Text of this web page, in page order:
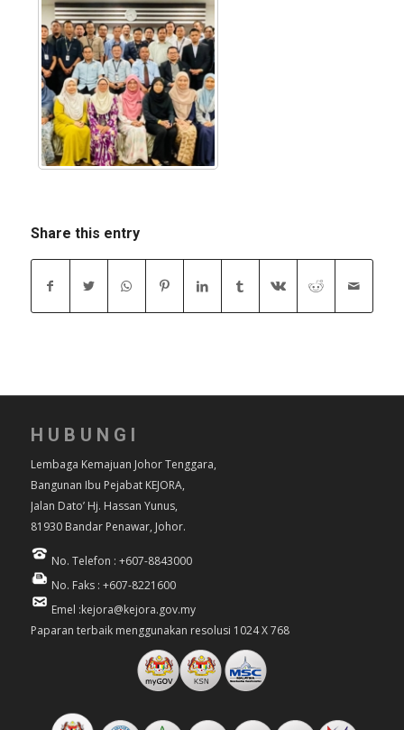
Share this entry
HUBUNGI
Lembaga Kemajuan Johor Tenggara,
Bangunan Ibu Pejabat KEJORA,
Jalan Dato’ Hj. Hassan Yunus,
81930 Bandar Penawar, Johor.
No. Telefon : +607-8843000
No. Faks : +607-8221600
Emel :kejora@kejora.gov.my
Paparan terbaik menggunakan resolusi 1024 X 768